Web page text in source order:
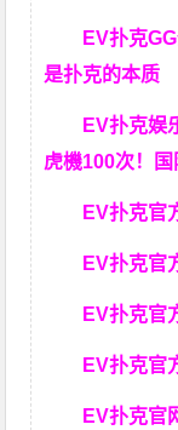
EV扑克GG
是扑克的本质
EV扑克娱
虎機100次！国
EV扑克官
EV扑克官
EV扑克官
EV扑克官
EV扑克官